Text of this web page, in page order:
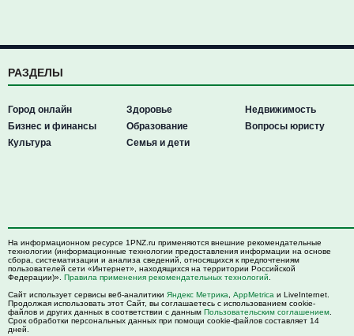
РАЗДЕЛЫ
Город онлайн
Бизнес и финансы
Культура
Здоровье
Образование
Семья и дети
Недвижимость
Вопросы юристу
На информационном ресурсе 1PNZ.ru применяются внешние рекомендательные
технологии (информационные технологии предоставления информации на основе
сбора, систематизации и анализа сведений, относящихся к предпочтениям
пользователей сети «Интернет», находящихся на территории Российской
Федерации)». Правила применения рекомендательных технологий
Сайт использует сервисы веб-аналитики Яндекс Метрика AppMetrica и LiveInternet.
Продолжая использовать этот Сайт, вы соглашаетесь с использованием cookie-
файлов и других данных в соответствии с данным Пользовательским соглашением
Срок обработки персональных данных при помощи cookie-файлов составляет 14
дней.